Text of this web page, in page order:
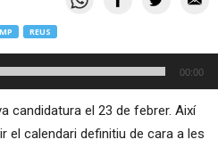
REUS
00:00
candidatura el 23 de febrer. Així
el calendari definitiu de cara a les